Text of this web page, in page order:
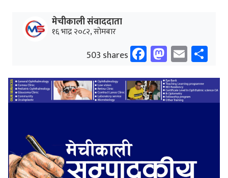
मेचीकाली संवाददाता
१६ भाद्र २०८२, सोमबार
503 shares Facebook
Email